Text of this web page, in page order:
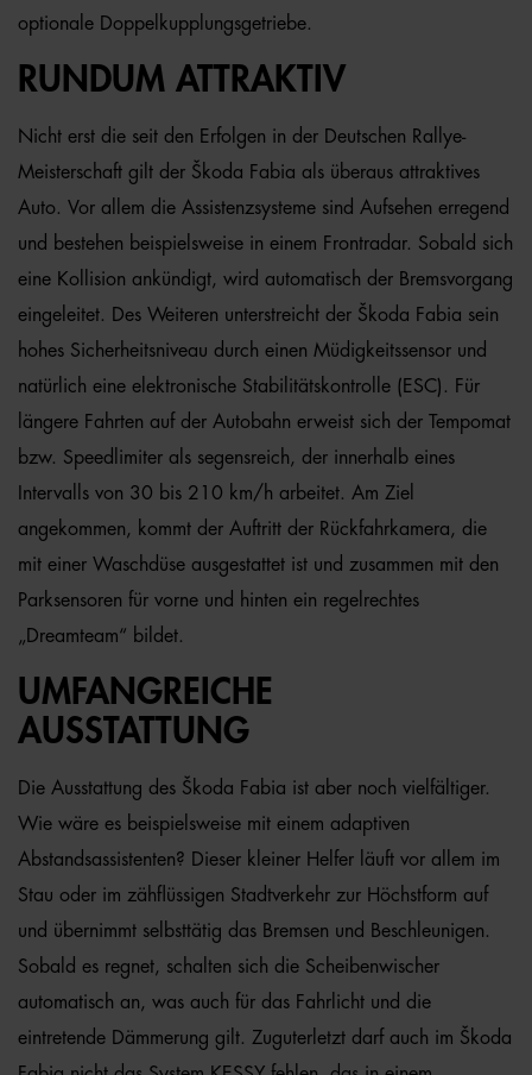
optionale Doppelkupplungsgetriebe.
RUNDUM ATTRAKTIV
Nicht erst die seit den Erfolgen in der Deutschen Rallye-
Meisterschaft gilt der Škoda Fabia als überaus attraktives
Auto. Vor allem die Assistenzsysteme sind Aufsehen erregend
und bestehen beispielsweise in einem Frontradar. Sobald sich
eine Kollision ankündigt, wird automatisch der Bremsvorgang
eingeleitet. Des Weiteren unterstreicht der Škoda Fabia sein
hohes Sicherheitsniveau durch einen Müdigkeitssensor und
natürlich eine elektronische Stabilitätskontrolle (ESC). Für
längere Fahrten auf der Autobahn erweist sich der Tempomat
bzw. Speedlimiter als segensreich, der innerhalb eines
Intervalls von 30 bis 210 km/h arbeitet. Am Ziel
angekommen, kommt der Auftritt der Rückfahrkamera, die
mit einer Waschdüse ausgestattet ist und zusammen mit den
Parksensoren für vorne und hinten ein regelrechtes
„Dreamteam“ bildet.
UMFANGREICHE
AUSSTATTUNG
Die Ausstattung des Škoda Fabia ist aber noch vielfältiger.
Wie wäre es beispielsweise mit einem adaptiven
Abstandsassistenten? Dieser kleiner Helfer läuft vor allem im
Stau oder im zähflüssigen Stadtverkehr zur Höchstform auf
und übernimmt selbsttätig das Bremsen und Beschleunigen.
Sobald es regnet, schalten sich die Scheibenwischer
automatisch an, was auch für das Fahrlicht und die
eintretende Dämmerung gilt. Zuguterletzt darf auch im Škoda